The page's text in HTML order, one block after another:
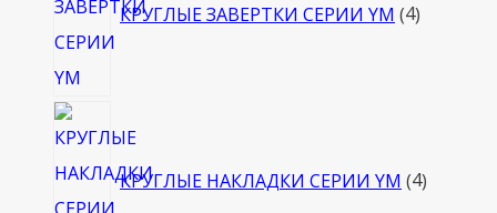
КРУГЛЫЕ ЗАВЕРТКИ СЕРИИ YM 4
КРУГЛЫЕ НАКЛАДКИ СЕРИИ YM 4